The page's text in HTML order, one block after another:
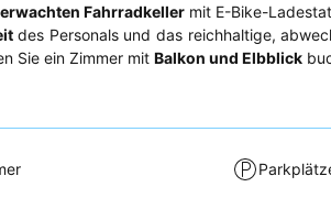
Fahrradkellermit E-Bike-
des Personals und das reichhaltige,
Sie ein Zimmer mit Balkon und Elbblick